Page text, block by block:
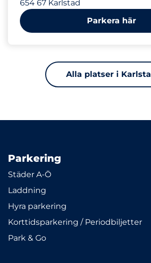
654 67 Karlstad
Parkera här
Alla platser i
Parkering
Städer A-Ö
Laddning
Hyra parkering
Korttidsparkering / Periodbiljetter
Park & Go